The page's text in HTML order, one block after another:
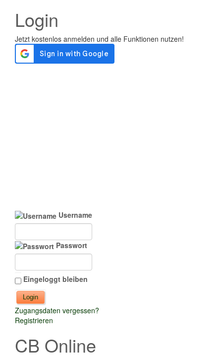
Login
Username
Passwort
Eingeloggt bleiben
Zugangsdaten vergessen?
Registrieren
CB Online